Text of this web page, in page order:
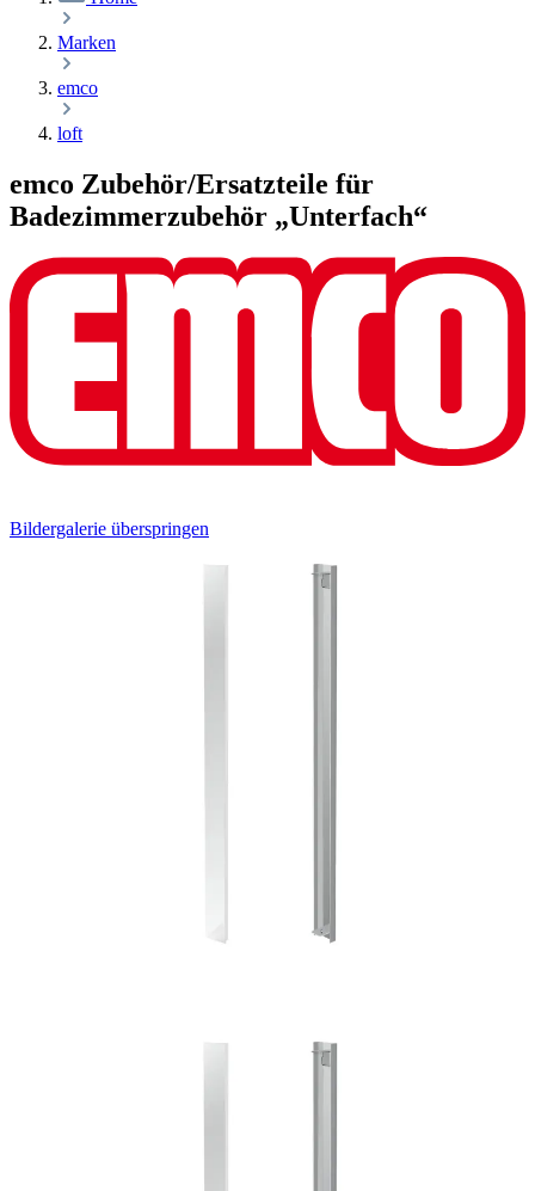
Marken
emco
loft
emco Zubehör/Ersatzteile für
Badezimmerzubehör „Unterfach“
Bildergalerie überspringen